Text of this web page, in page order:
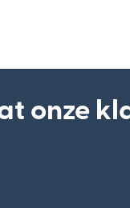
onze